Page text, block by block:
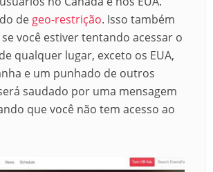
de geo-restrição. Isso também
você estiver tentando acessar o
qualquer lugar, exceto os EUA,
e um punhado de outros
saudado por uma mensagem
que você não tem acesso ao